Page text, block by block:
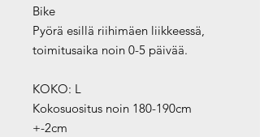
Bike
Pyörä esillä riihimäen liikkeessä,
toimitusaika noin 0-5 päivää.
KOKO: L
Kokosuositus noin 180-190cm
+-2cm